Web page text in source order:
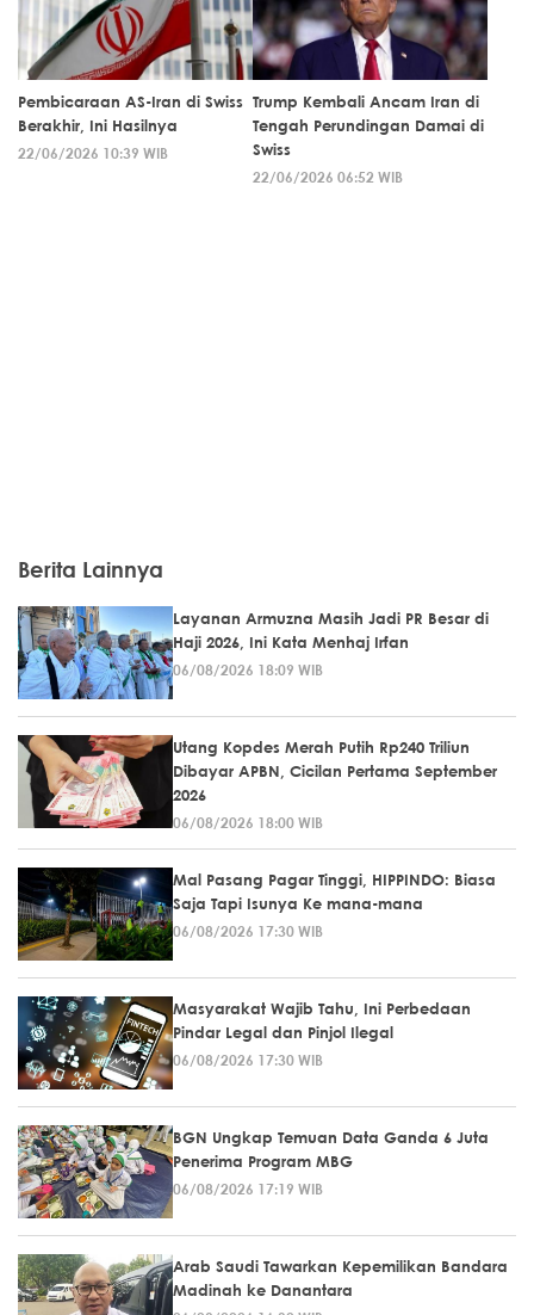
Pembicaraan AS-Iran di Swiss
Berakhir, Ini Hasilnya
22/06/2026 10:39 WIB
Trump Kembali Ancam Iran di
Tengah Perundingan Damai di
Swiss
22/06/2026 06:52 WIB
Berita Lainnya
Layanan Armuzna Masih Jadi PR Besar di
Haji 2026, Ini Kata Menhaj Irfan
06/08/2026 18:09 WIB
Utang Kopdes Merah Putih Rp240 Triliun
Dibayar APBN, Cicilan Pertama September
2026
06/08/2026 18:00 WIB
Mal Pasang Pagar Tinggi, HIPPINDO: Biasa
Saja Tapi Isunya Ke mana-mana
06/08/2026 17:30 WIB
Masyarakat Wajib Tahu, Ini Perbedaan
Pindar Legal dan Pinjol Ilegal
06/08/2026 17:30 WIB
BGN Ungkap Temuan Data Ganda 6 Juta
Penerima Program MBG
06/08/2026 17:19 WIB
Arab Saudi Tawarkan Kepemilikan Bandara
Madinah ke Danantara